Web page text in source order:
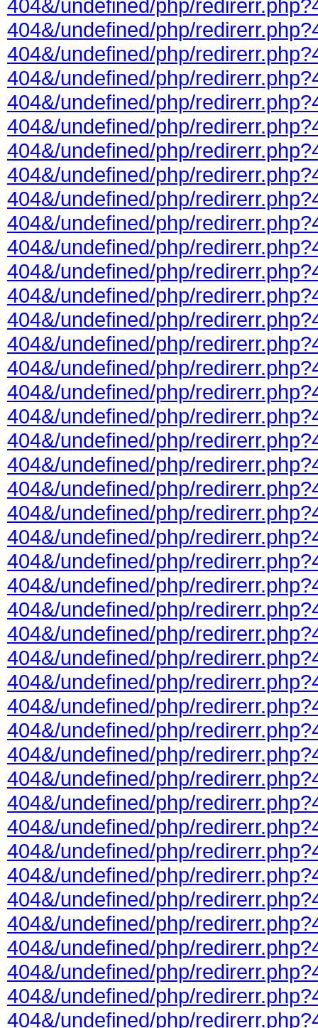
404&/undefined/php/
404&/undefined/php/
404&/undefined/php/
404&/undefined/php/
404&/undefined/php/
404&/undefined/php/
404&/undefined/php/
404&/undefined/php/
404&/undefined/php/
404&/undefined/php/
404&/undefined/php/
404&/undefined/php/
404&/undefined/php/
404&/undefined/php/
404&/undefined/php/
404&/undefined/php/
404&/undefined/php/
404&/undefined/php/
404&/undefined/php/
404&/undefined/php/
404&/undefined/php/
404&/undefined/php/
404&/undefined/php/
404&/undefined/php/
404&/undefined/php/
404&/undefined/php/
404&/undefined/php/
404&/undefined/php/
404&/undefined/php/
404&/undefined/php/
404&/undefined/php/
404&/undefined/php/
404&/undefined/php/
404&/undefined/php/
404&/undefined/php/
404&/undefined/php/
404&/undefined/php/
404&/undefined/php/
404&/undefined/php/
404&/undefined/php/
404&/undefined/php/
404&/undefined/php/
404&/undefined/php/